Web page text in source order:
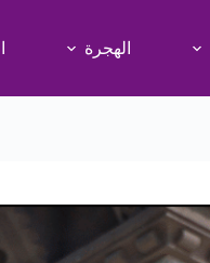
الهجرة